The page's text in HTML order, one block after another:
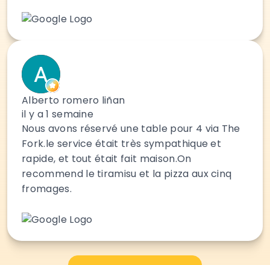
Alberto romero liñan
il y a 1 semaine
Nous avons réservé une table pour 4 via The
Fork.le service était très sympathique et
rapide, et tout était fait maison.On
recommend le tiramisu et la pizza aux cinq
fromages.